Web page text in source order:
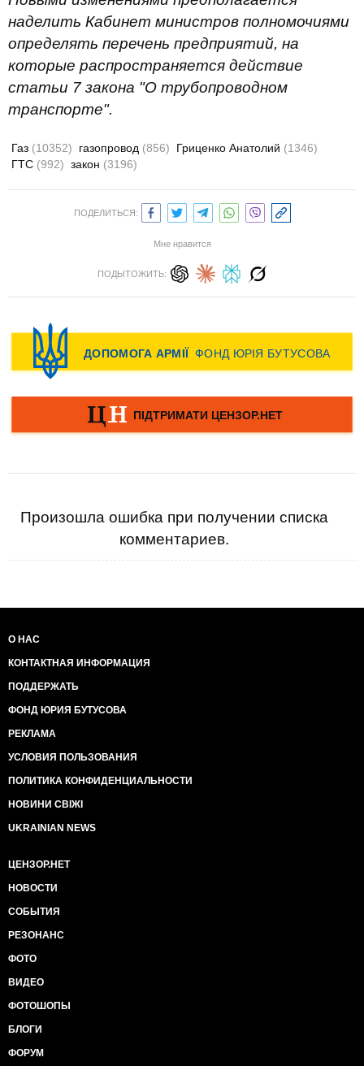
наделить Кабинет министров полномочиями
определять перечень предприятий, на
которые распространяется действие
статьи 7 закона "О трубопроводном
транспорте".
Газ (10352) газопровод (856) Гриценко Анатолий (1346)
ГТС (992) закон (3196)
ПОДЕЛИТЬСЯ:
Мне нравится
ПОДЫТОЖИТЬ:
Произошла ошибка при получении списка
комментариев.
О НАС
КОНТАКТНАЯ ИНФОРМАЦИЯ
ПОДДЕРЖАТЬ
ФОНД ЮРИЯ БУТУСОВА
РЕКЛАМА
УСЛОВИЯ ПОЛЬЗОВАНИЯ
ПОЛИТИКА КОНФИДЕНЦИАЛЬНОСТИ
НОВИНИ СВІЖІ
UKRAINIAN NEWS
ЦЕНЗОР.НЕТ
НОВОСТИ
СОБЫТИЯ
РЕЗОНАНС
ФОТО
ВИДЕО
ФОТОШОПЫ
БЛОГИ
ФОРУМ